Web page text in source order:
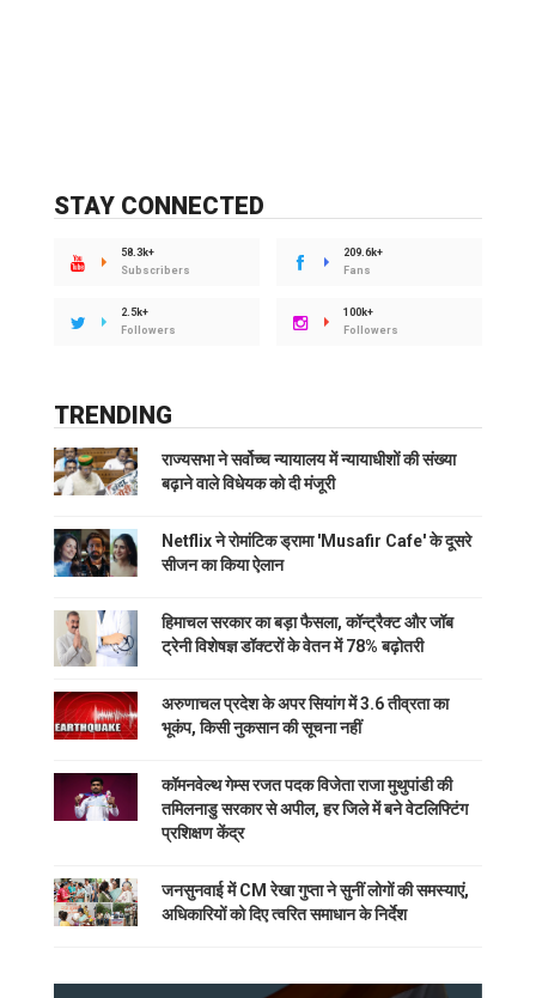
STAY CONNECTED
58.3k+
Subscribers
209.6k+
Fans
2.5k+
Followers
100k+
Followers
TRENDING
राज्यसभा ने सर्वोच्च न्यायालय में न्यायाधीशों की संख्या
बढ़ाने वाले विधेयक को दी मंजूरी
Netflix ने रोमांटिक ड्रामा 'Musafir Cafe' के दूसरे
सीजन का किया ऐलान
हिमाचल सरकार का बड़ा फैसला, कॉन्ट्रैक्ट और जॉब
ट्रेनी विशेषज्ञ डॉक्टरों के वेतन में 78% बढ़ोतरी
अरुणाचल प्रदेश के अपर सियांग में 3.6 तीव्रता का
भूकंप, किसी नुकसान की सूचना नहीं
कॉमनवेल्थ गेम्स रजत पदक विजेता राजा मुथुपांडी की
तमिलनाडु सरकार से अपील, हर जिले में बने वेटलिफ्टिंग
प्रशिक्षण केंद्र
जनसुनवाई में CM रेखा गुप्ता ने सुनीं लोगों की समस्याएं,
अधिकारियों को दिए त्वरित समाधान के निर्देश